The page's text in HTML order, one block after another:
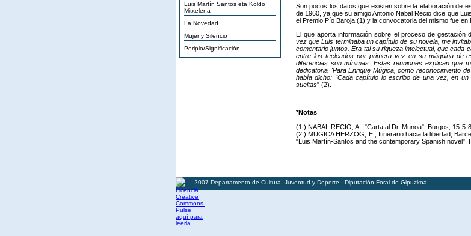
Luis Martín Santos eta Koldo
Mitxelena
La Novedad
Mujer y Silencio
Periplo/Significación
Son pocos los datos que existen sobre la elaboración de
de 1960, ya que su amigo Antonio Nabal Recio dice que
el Premio Pío Baroja (1) y la convocatoria del mismo fue en
El que aporta información sobre el proceso de gestación
vez que Luis terminaba un capítulo de su novela, me
comentarlo juntos. Era tal su riqueza intelectual, que cada
entre los tecleados por primera vez en su máquina de
diferencias son mínimas. Estas reuniones explican que
dedicatoria "Para Enrique Múgica, como reconocimiento
había dicho: "Cada capítulo lo escribo de una vez, en
sueltas" (2).
*Notas
(1.) NABAL RECIO, A., "Carta al Dr. Munoa", Burgos, 15-5-
(2.) MUGICA HERZOG, E., Itinerario hacia la libertad,
"Luis Martín-Santos and the contemporary Spanish novel",
2007 Departamento de Cultura, Juventud y Deporte - Diputación Foral de Gipuzkoa